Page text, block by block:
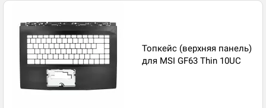
Топкейс (верхняя панель)
для MSI GF63 Thin 10UC